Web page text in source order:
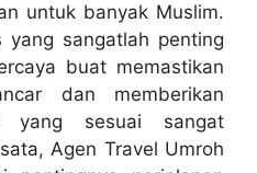
untuk banyak Muslim.
yang sangatlah penting
buat memastikan
dan memberikan
yang sesuai sangat
Agen Travel Umroh